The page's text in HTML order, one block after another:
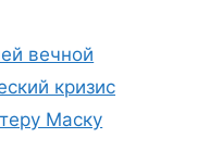
вечной
кризис
Маску